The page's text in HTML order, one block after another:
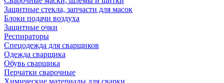
Защитные стекла, запчасти для масок
Блоки подачи воздуха
Защитные очки
Респираторы
Спецодежда для сварщиков
Одежда сварщика
Обувь сварщика
Перчатки сварочные
Химические материалы для сварки